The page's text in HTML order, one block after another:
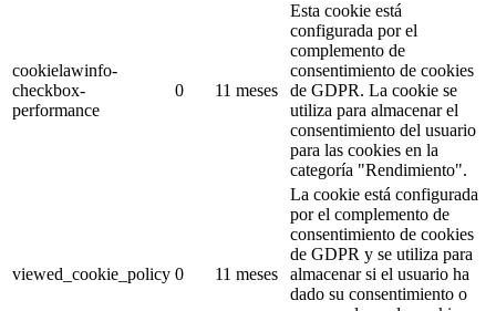
cookielawinfo-
checkbox-
performance
0 11 meses
Esta cookie está
configurada por el
complemento de
consentimiento de cookies
de GDPR. La cookie se
utiliza para almacenar el
consentimiento del usuario
para las cookies en la
categoría "Rendimiento".
viewed_cookie_policy 0 11 meses
La cookie está configurada
por el complemento de
consentimiento de cookies
de GDPR y se utiliza para
almacenar si el usuario ha
dado su consentimiento o